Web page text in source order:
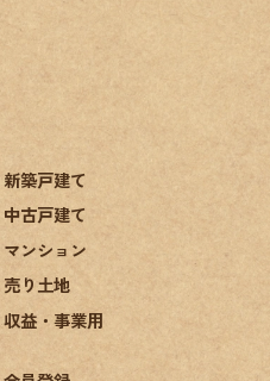
新築戸建て
中古戸建て
マンション
売り土地
収益・事業用